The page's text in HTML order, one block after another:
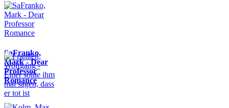
SaFranko,
Mark - Dear
Professor
Romance